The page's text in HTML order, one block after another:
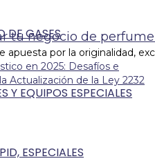
DE GASES
Y EQUIPOS ESPECIALES
ESPECIALES
tu negocio de
apuesta por la originalidad,